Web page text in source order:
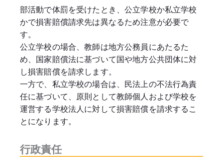
部活動で体罰を受けたとき、公立学校か私立学校
かで損害賠償請求先は異なるため注意が必要で
す。
公立学校の場合、教師は地方公務員にあたるた
め、国家賠償法に基づいて国や地方公共団体に対
し損害賠償を請求します。
一方で、私立学校の場合は、民法上の不法行為責
任に基づいて、原則として教師個人および学校を
運営する学校法人に対して損害賠償を請求するこ
とになります。
行政責任